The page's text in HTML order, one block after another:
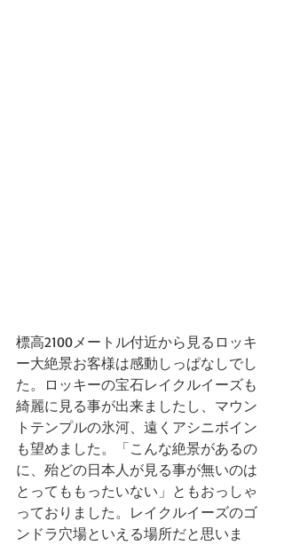
標高2100メートル付近から見るロッキ
ー大絶景お客様は感動しっぱなしでし
た。ロッキーの宝石レイクルイーズも
綺麗に見る事が出来ましたし、マウン
トテンプルの氷河、遠くアシニボイン
も望めました。「こんな絶景があるの
に、殆どの日本人が見る事が無いのは
とってももったいない」ともおっしゃ
っておりました。レイクルイーズのゴ
ンドラ穴場といえる場所だと思いま